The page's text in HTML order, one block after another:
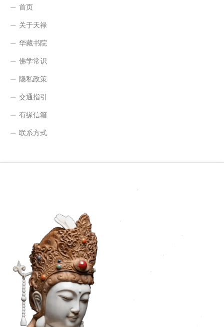
首页
关于天禄
华藏书院
佛学常识
隐私政策
交通指引
有缘信箱
联系方式